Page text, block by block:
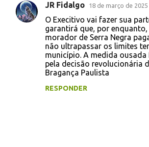
C
JR Fidalgo 18 de março de 2025
O Execitivo vai fazer sua
garantirá que, por enquanto,
morador de Serra Negra
não ultrapassar os limites
município. A medida
pela decisão revolucionária
Bragança Paulista
RESPONDER